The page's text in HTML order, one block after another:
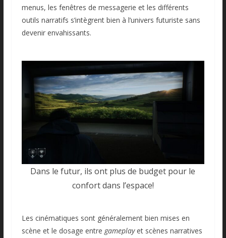
menus, les fenêtres de messagerie et les différents
outils narratifs s’intègrent bien à l’univers futuriste sans
devenir envahissants.
Dans le futur, ils ont plus de budget pour le
confort dans l’espace!
Les cinématiques sont généralement bien mises en
scène et le dosage entre gameplayet scènes narratives